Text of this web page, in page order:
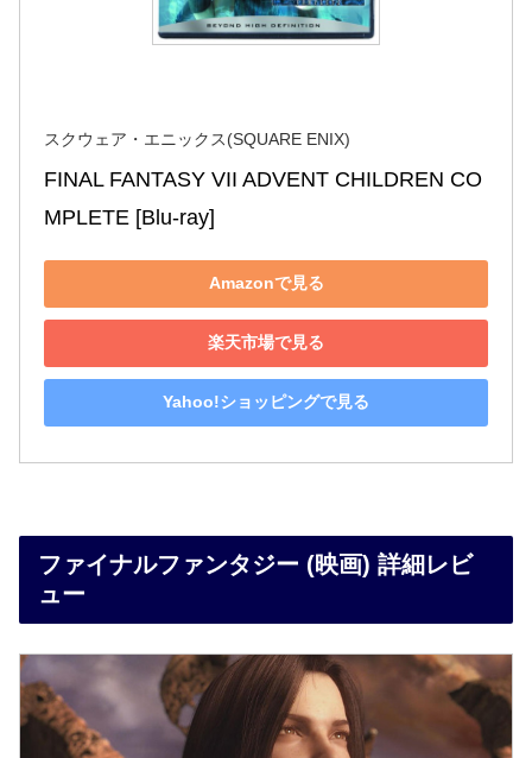
スクウェア・エニックス(SQUARE ENIX)
FINAL FANTASY VII ADVENT CHILDREN CO
MPLETE [Blu-ray]
Amazonで見る
楽天市場で見る
Yahoo!ショッピングで見る
ファイナルファンタジー (映画) 詳細レビ
ュー